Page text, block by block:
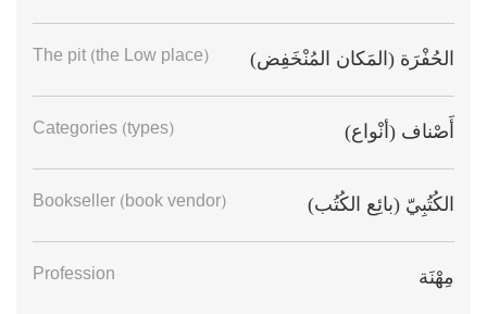
الحُفْرَة (المَكان المُنْخَفِض) The pit (the Low place)
أَصْناف (أنْواع) Categories (types)
الكُتُبِيّ (بائِع الكُتُب) Bookseller (book vendor)
مِهْنَة Profession